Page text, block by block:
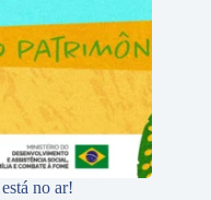
no ar!